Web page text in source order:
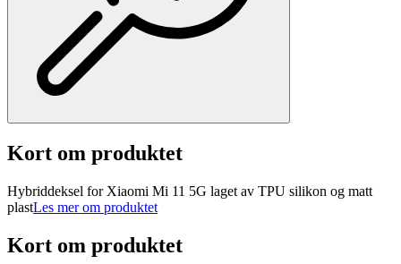
Kort om produktet
Hybriddeksel for Xiaomi Mi 11 5G laget av TPU silikon og matt
plastLes mer om produktet
Kort om produktet